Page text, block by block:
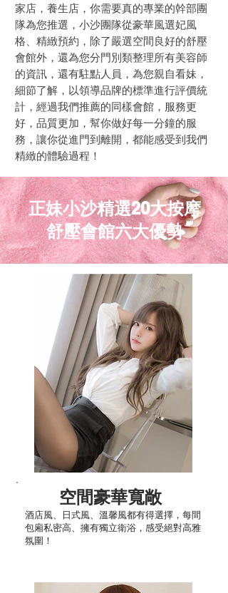
家店，養生店，你需要真的專業的幹部團
隊為您推選，小沙團隊從豪華風選妃風
格、精緻預約，除了嚴選空間良好的舒壓
會館外，還為您分門別類整理所有美容師
的資訊，還有駐點人員，為您親自看妹，
細節了解，以領導品牌的標準進行評價統
計，經過我們推薦的同樣會館，服務更
好，品質更加，幫你做好每一分鐘的服
務，讓你從進門到離開，都能感受到我們
精緻的體驗過程！
​正妹小沙精選20大按摩
舒壓會館六大優勢
空間豪華寬敞
​酒店風、日式風、溫馨風都有得選擇，每間
包廂私密高、擁有獨立衛浴，感受絕對高雅
氛圍！